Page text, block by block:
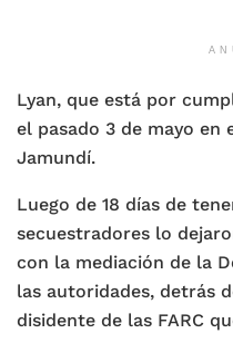
Lyan, que está por
el pasado 3 de mayo en
Jamundí.
Luego de 18 días de
secuestradores lo
con la mediación de la
las autoridades, detrás
disidente de las FARC